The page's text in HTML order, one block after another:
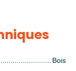
Bois